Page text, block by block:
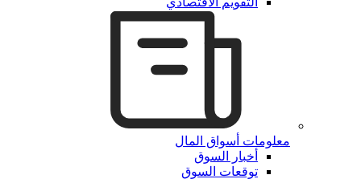
معلومات أسواق المال
أخبار السوق
توقعات السوق